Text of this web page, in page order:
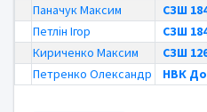
Паначук Максим
СЗШ
Петлін Ігор
СЗШ
Кириченко Максим
СЗШ
Петренко Олександр
НВК